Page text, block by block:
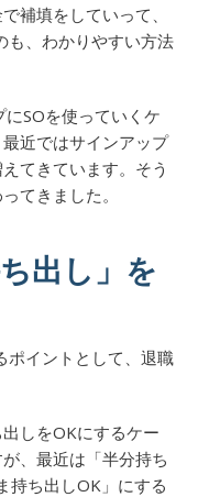
補填をしていって、
も、わかりやすい方法
SOを使っていくケ
近ではサインアップ
てきています。そう
てきました。
出し」を
ポイントとして、退職
しをOKにするケー
、最近は「半分持ち
持ち出しOK」にする